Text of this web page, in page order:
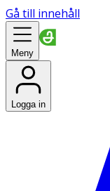
Gå till innehåll
Meny
Logga in